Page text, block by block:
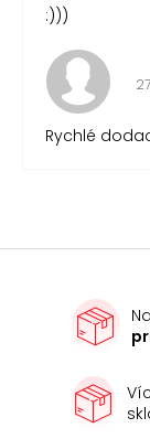
:)))
Rychlé